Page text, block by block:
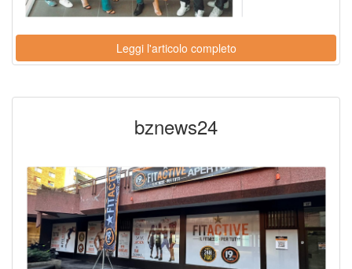
Leggi l'articolo completo
bznews24